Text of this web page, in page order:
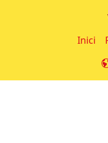
Inici